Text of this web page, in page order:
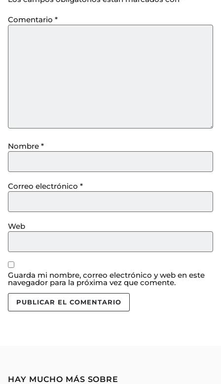
Comentario *
Nombre *
Correo electrónico *
Web
Guarda mi nombre, correo electrónico y web en este
navegador para la próxima vez que comente.
HAY MUCHO MÁS SOBRE